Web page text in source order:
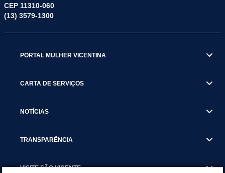
CEP 11310-060
(13) 3579-1300
PORTAL MULHER VICENTINA
CARTA DE SERVIÇOS
NOTÍCIAS
TRANSPARÊNCIA
VISITE SÃO VICENTE